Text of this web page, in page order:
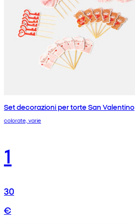
Set decorazioni per torte San Valentino
colorate, varie
1
30
€